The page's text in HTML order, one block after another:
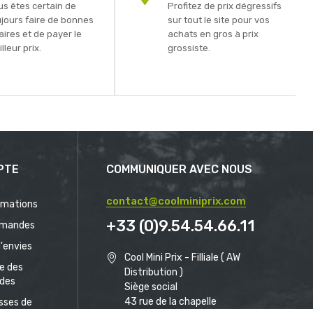
êtes certain de
faire de bonnes
et de payer le
prix.
Profitez de prix dégressifs
sur tout le site pour vos
achats en gros à prix
grossiste.
COMMUNIQUER AVEC NOUS
contact@coolminiprix.com
+33 (0)9.54.54.66.11
Cool Mini Prix - Filliale ( AW
Distribution )
Siège social
43 rue de la chapelle
des
de